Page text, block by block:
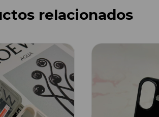
relacionados